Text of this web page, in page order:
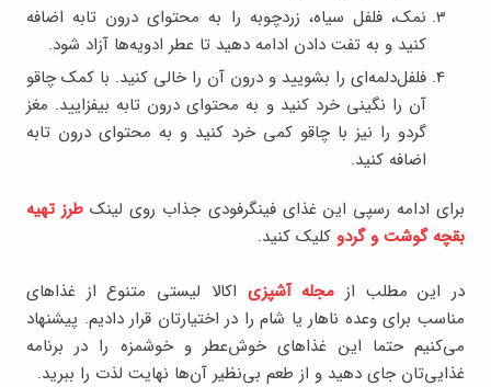
نمک، فلفل سیاه، زردچوبه را به محتوای درون تابه اضافه
کنید و به تفت دادن ادامه دهید تا عطر ادویه‌ها آزاد شود.
فلفل‌دلمه‌ای را بشویید و درون آن را خالی کنید. با کمک چاقو
آن را نگینی خرد کنید و به محتوای درون تابه بیفزایید. مغز
گردو را نیز با چاقو کمی خرد کنید و به محتوای درون تابه
اضافه کنید.
برای ادامه رسپی این غذای فینگرفودی جذاب روی لینک طرز تهیه
بقچه گوشت و گردو کلیک کنید.
در این مطلب از مجله آشپزی اکالا لیستی متنوع از غذاهای
مناسب برای وعده ناهار یا شام را در اختیارتان قرار دادیم. پیشنهاد
می‌کنیم حتما این غذاهای خوش‌عطر و خوشمزه را در برنامه‌
غذایی‌تان جای دهید و از طعم‌ بی‌نظیر آن‌ها نهایت لذت را ببرید.